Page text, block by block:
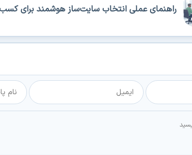
راهنمای عملی انتخاب سایت‌ساز هوشمند برای